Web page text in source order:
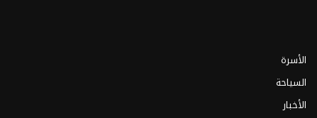
الأسرة
السياحة
الأخبار